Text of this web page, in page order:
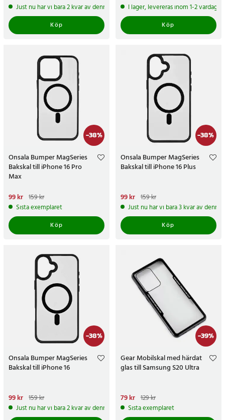
pris:149 kr
Just nu har vi bara 2 kvar av denna produkt
Köp
pris:99 kr
I lager, levereras inom 1-2 vardagar
Köp
-38%
Onsala Bumper MagSeries
Bakskal till iPhone 16 Pro
Max
Nuvarande pris
pris:159 kr
99 kr 159 kr
Sista exemplaret
Köp
-38%
Onsala Bumper MagSeries
Bakskal till iPhone 16 Plus
Nuvarande pris
pris:159 kr
99 kr 159 kr
Just nu har vi bara 3 kvar av denna
Köp
-38%
Onsala Bumper MagSeries
Bakskal till iPhone 16
Nuvarande pris
pris:159 kr
99 kr 159 kr
Just nu har vi bara 2 kvar av denna produkt
-39%
Gear Mobilskal med härdat
glas till Samsung S20 Ultra
Nuvarande pris
pris:129 kr
79 kr 129 kr
Sista exemplaret